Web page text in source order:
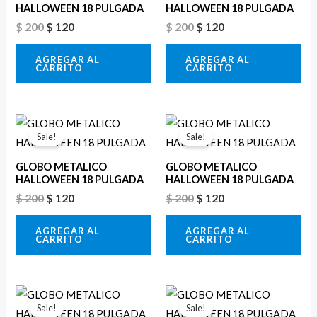
HALLOWEEN 18 PULGADA
$200
$ 200.
$ 120
$ 120.
AGREGAR AL
CARRITO
HALLOWEEN 18 PULGADA
$200
$ 200.
$ 120
$ 120.
AGREGAR AL
CARRITO
Sale!
GLOBO METALICO
HALLOWEEN 18 PULGADA
$200
El
precio
original
era:
$ 200.
$ 120
El
actual
es:
$ 120.
AGREGAR AL
CARRITO
Sale!
GLOBO METALICO
HALLOWEEN 18 PULGADA
$200
El
precio
original
era:
$ 200.
$ 120
El
actual
es:
$ 120.
AGREGAR AL
CARRITO
Sale!
El
precio
El
Sale!
El
precio
El